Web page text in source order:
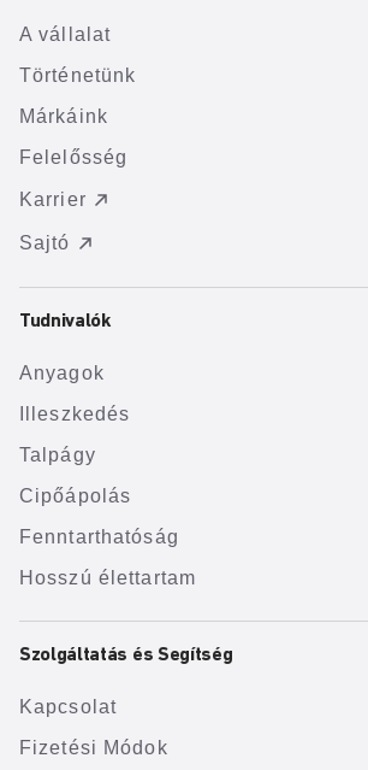
A vállalat
Történetünk
Márkáink
Felelősség
Karrier
Sajtó
Tudnivalók
Anyagok
Illeszkedés
Talpágy
Cipőápolás
Fenntarthatóság
Hosszú élettartam
Szolgáltatás és Segítség
Kapcsolat
Fizetési Módok